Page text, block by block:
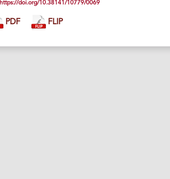
https://doi.org/10.38141/10779/0069
PDF FLIP